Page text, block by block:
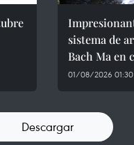
sistema de
Bach Ma en
01/08/2026 01:30
Descargar